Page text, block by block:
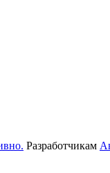
Разработчикам